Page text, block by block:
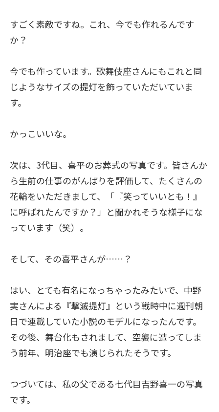
すごく素敵ですね。これ、今でも作れるんです
か？
今でも作っています。歌舞伎座さんにもこれと同
じようなサイズの提灯を飾っていただいていま
す。
かっこいいな。
次は、3代目、喜平のお葬式の写真です。皆さんか
ら生前の仕事のがんばりを評価して、たくさんの
花輪をいただきまして、「『笑っていいとも！』
に呼ばれたんですか？」と聞かれそうな様子にな
っています（笑）。
そして、その喜平さんが……？
はい、とても有名になっちゃったみたいで、中野
実さんによる『撃滅提灯』という戦時中に週刊朝
日で連載していた小説のモデルになったんです。
その後、舞台化もされまして、空襲に遭ってしま
う前年、明治座でも演じられたそうです。
つづいては、私の父である七代目吉野喜一の写真
です。